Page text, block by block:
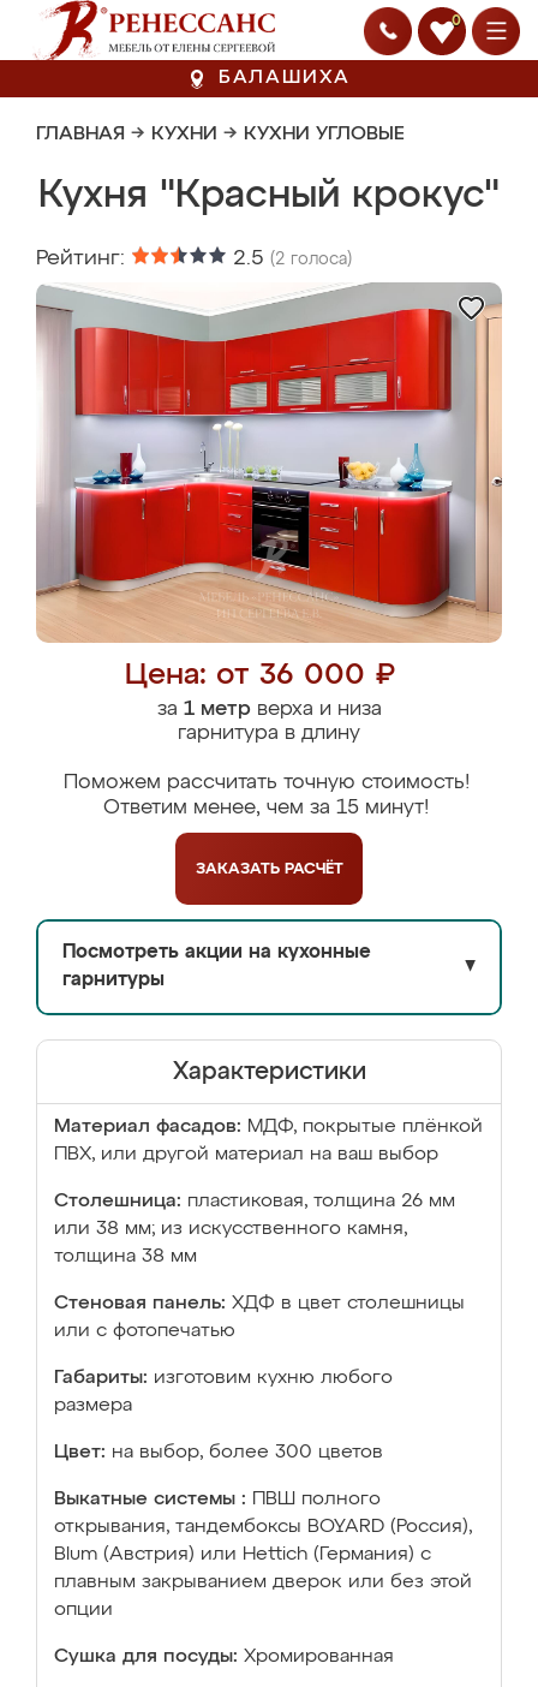
0
БАЛАШИХА
ГЛАВНАЯ → КУХНИ → КУХНИ УГЛОВЫЕ
Кухня "Красный крокус"
Рейтинг: 2.5 (2 голоса)
Цена: от 36 000 ₽
за 1 метрверха и низа
гарнитура в длину
Поможем рассчитать точную стоимость!
Ответим менее, чем за 15 минут!
ЗАКАЗАТЬ РАСЧЁТ
Посмотреть акции на кухонные
гарнитуры
▼
Характеристики
Материал фасадов: МДФ, покрытые плёнкой
ПВХ, или другой материал на ваш выбор
Столешница: пластиковая, толщина 26 мм
или 38 мм; из искусственного камня,
толщина 38 мм
Стеновая панель: ХДФ в цвет столешницы
или с фотопечатью
Габариты: изготовим кухню любого
размера
Цвет: на выбор, более 300 цветов
Выкатные системы :
ПВШ полного
открывания, тандембоксы BOYARD (Россия),
Blum (Австрия) или Hettich (Германия) с
плавным закрыванием дверок или без этой
опции
Сушка для посуды: Хромированная